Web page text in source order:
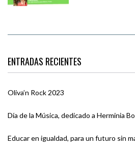
ENTRADAS RECIENTES
Oliva’n Rock 2023
Día de la Música, dedicado a Herminia
Educar en igualdad, para un futuro sin